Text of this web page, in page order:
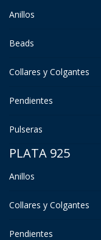
Anillos
Beads
Collares y Colgantes
Pendientes
Pulseras
PLATA 925
Anillos
Collares y Colgantes
Pendientes